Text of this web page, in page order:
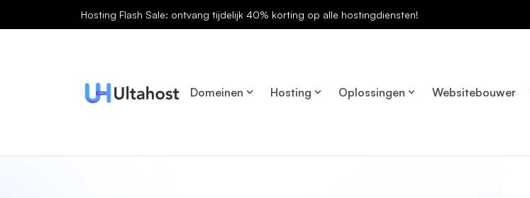
Hosting Flash Sale: ontvang tijdelijk 40% korting op alle hostingdiensten!
Domeinen Hosting Oplossingen Websitebouwer